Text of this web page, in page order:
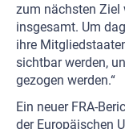
zum nächsten Ziel
insgesamt. Um
ihre
sichtbar werden,
gezogen werden.“
Ein neuer FRA-
der Europäischen